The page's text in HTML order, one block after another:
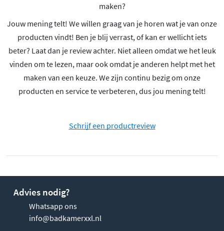
maken?
Jouw mening telt! We willen graag van je horen wat je van onze
producten vindt! Ben je blij verrast, of kan er wellicht iets
beter? Laat dan je review achter. Niet alleen omdat we het leuk
vinden om te lezen, maar ook omdat je anderen helpt met het
maken van een keuze. We zijn continu bezig om onze
producten en service te verbeteren, dus jou mening telt!
Schrijf een productreview
Advies nodig?
Whatsapp ons
info@badkamerxxl.nl